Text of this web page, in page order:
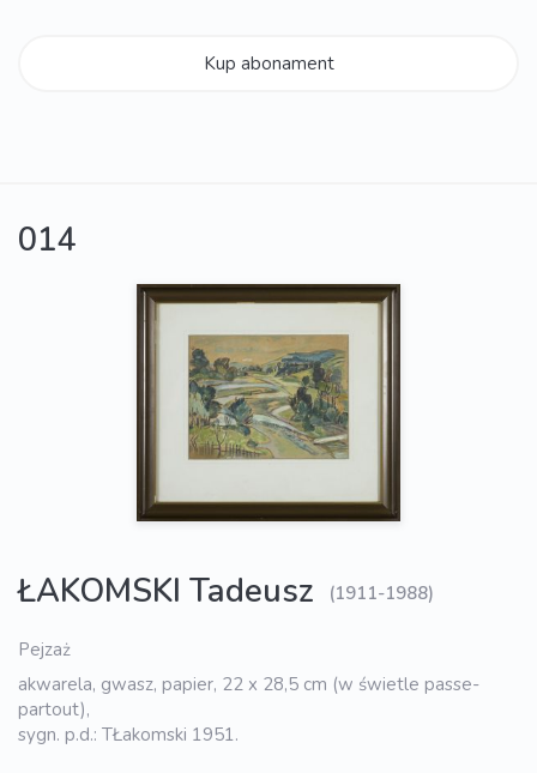
Kup abonament
014
ŁAKOMSKI Tadeusz (1911-1988)
Pejzaż
akwarela, gwasz, papier, 22 x 28,5 cm (w świetle passe-
partout),
sygn. p.d.: TŁakomski 1951.